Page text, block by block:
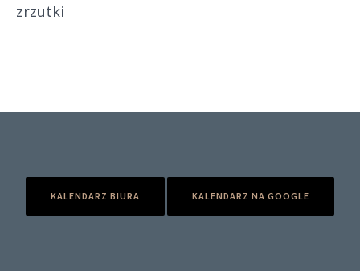
zrzutki
KALENDARZ BIURA KALENDARZ NA GOOGLE